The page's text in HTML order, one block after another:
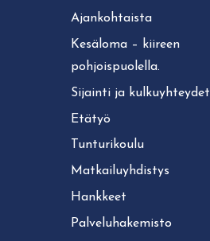
Ajan­koh­tais­ta
Kesäloma – kiireen
pohjoispuolella.
Sijainti ja kul­ku­yh­tey­det
Etätyö
Tun­tu­ri­kou­lu
Mat­kai­lu­yh­dis­tys
Hankkeet
Pal­ve­lu­ha­ke­mis­to